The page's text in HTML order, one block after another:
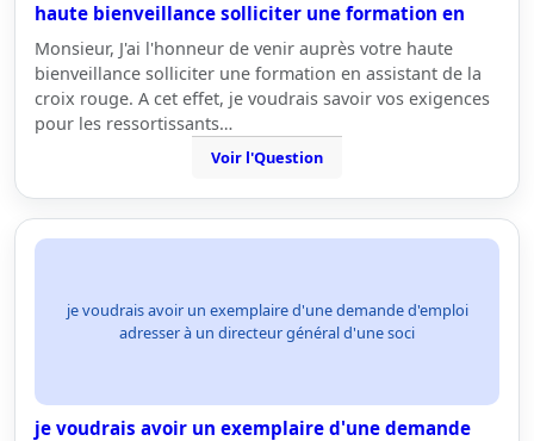
haute bienveillance solliciter une formation en
Monsieur, J'ai l'honneur de venir auprès votre haute
bienveillance solliciter une formation en assistant de la
croix rouge. A cet effet, je voudrais savoir vos exigences
pour les ressortissants…
Voir l'Question
je voudrais avoir un exemplaire d'une demande d'emploi
adresser à un directeur général d'une soci
je voudrais avoir un exemplaire d'une demande